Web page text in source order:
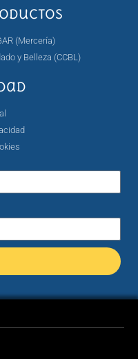
(Mercería)
y Belleza (CCBL)